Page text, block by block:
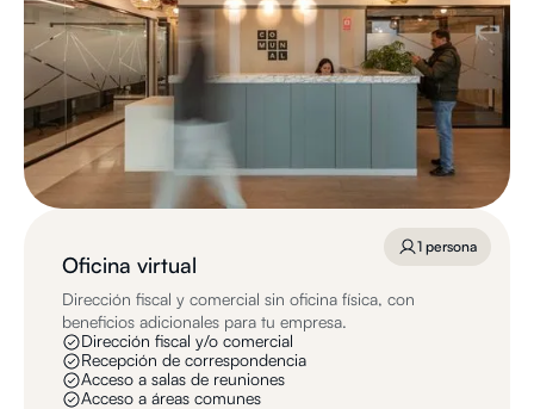
Oficina virtual
Dirección fiscal y comercial sin oficina física, con
beneficios adicionales para tu empresa.
Dirección fiscal y/o comercial
Recepción de correspondencia
Acceso a salas de reuniones
Acceso a áreas comunes
1 persona